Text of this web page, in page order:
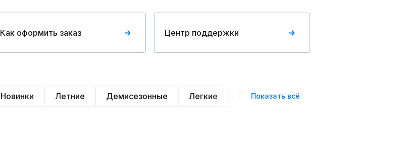
Как оформить заказ Центр поддержки
Новинки Летние Демисезонные Легкие Нарядные
Показать всё